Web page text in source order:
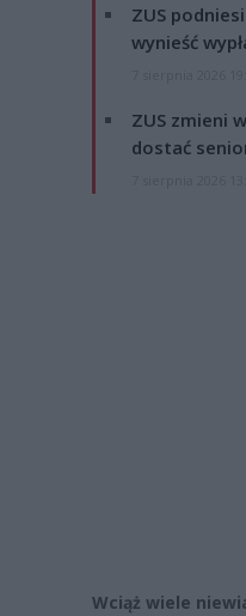
ZUS
wynieść
ZUS zmieni
dostać
Wciąż wiele